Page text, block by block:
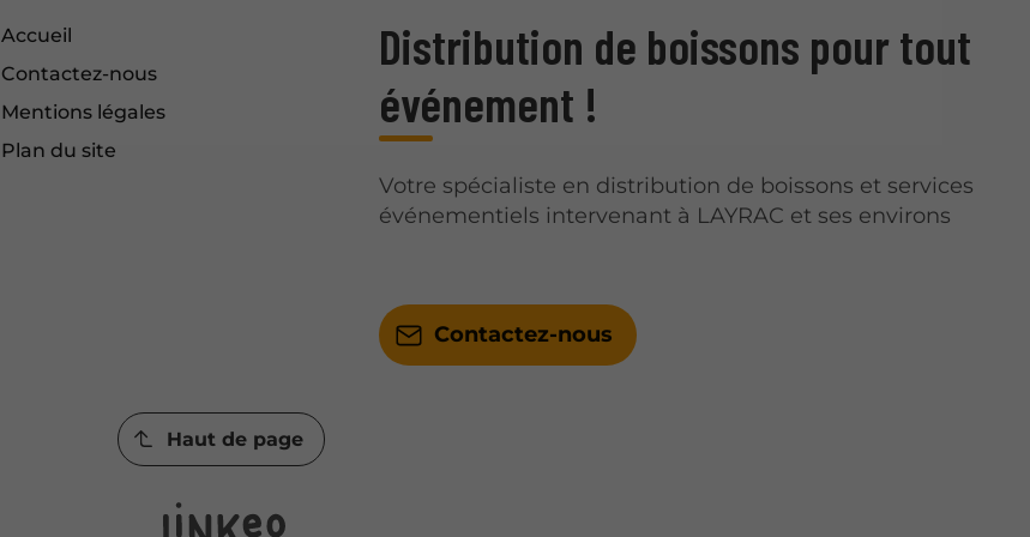
notamment en
alimentaire. Dans
cet article, nous
normes d'hygiène
Accueil
Contactez-nous
Mentions légales
Plan du site
Distribution de boissons pour tout
événement !
Votre spécialiste en distribution de boissons et services
événementiels intervenant à LAYRAC et ses environs
Contactez-nous
Haut de page